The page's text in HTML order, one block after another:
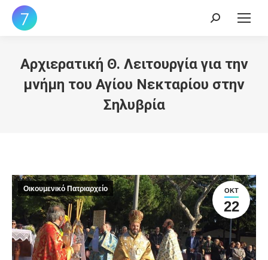
Search:
Αρχιερατική Θ. Λειτουργία για την
μνήμη του Αγίου Νεκταρίου στην
Σηλυβρία
ΟΚΤ
22
Οικουμενικό Πατριαρχείο